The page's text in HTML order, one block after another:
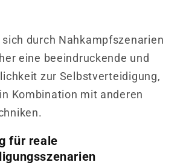
durch Nahkampfszenarien
eine beeindruckende und
zur Selbstverteidigung,
Kombination mit anderen
für reale